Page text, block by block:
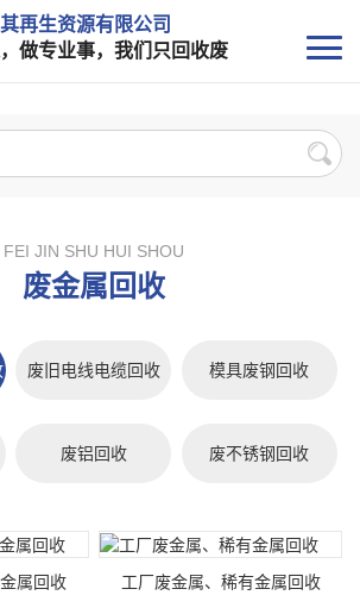
再生资源有限公司
做专业事，我们只回收废
FEI JIN SHU HUI SHOU
废金属回收
废旧电线电缆回收 模具废钢回收
废铝回收 废不锈钢回收
属回收 工厂废金属、稀有金属回收